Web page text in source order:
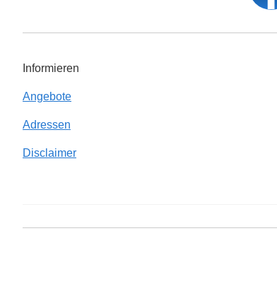
Informieren
Angebote
Adressen
Disclaimer